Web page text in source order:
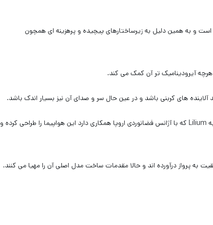
و به همین دلیل به زیرساختارهای پیچیده و پرهزینه ای همچون
هرچه آیرودینامیک تر آن کمک می کند.
های کربنی باشد و در عین حال سر و صدای آن نیز بسیار اندک باشد.
محققان دانشگاه فنی مونیخ در آلمان حالا در قالب شرکتی موسوم به Lilium که با آژانس فضانوردی اروپا همکاری دارد این هواپیما را طراحی کرده و